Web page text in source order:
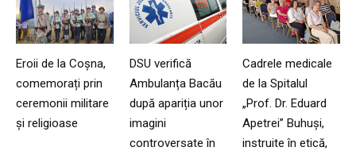
Eroii de la Coșna,
comemorați prin
ceremonii militare
și religioase
DSU verifică
Ambulanța Bacău
după apariția unor
imagini
controversate în
Cadrele medicale
de la Spitalul
„Prof. Dr. Eduard
Apetrei” Buhuși,
instruite în etică,